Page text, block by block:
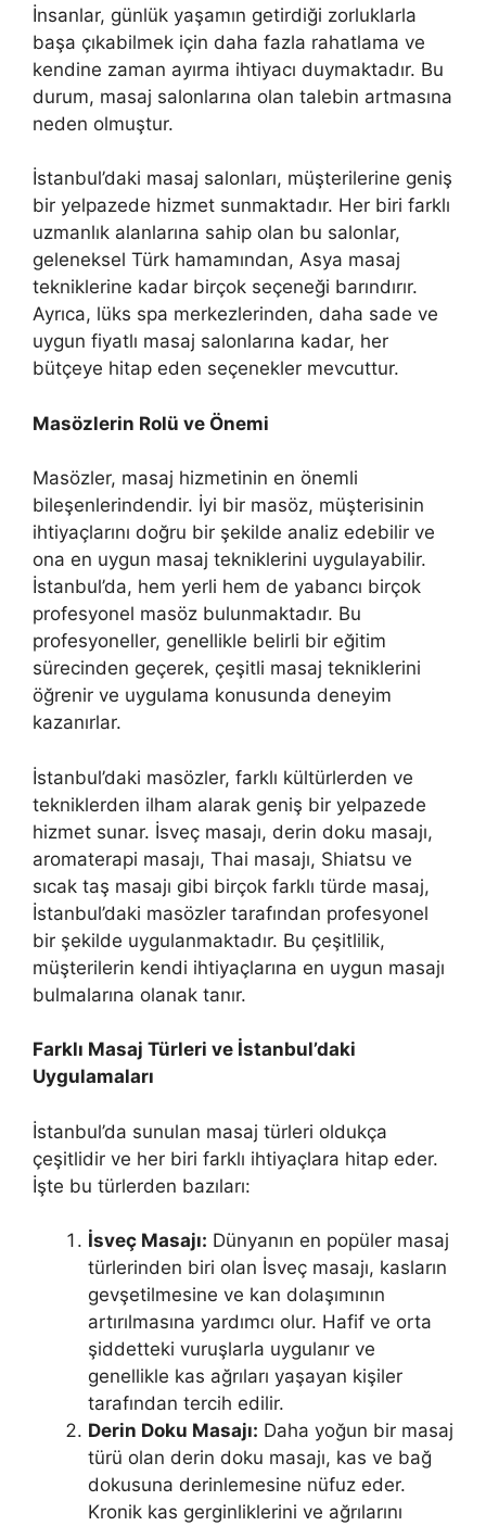
İnsanlar, günlük yaşamın getirdiği zorluklarla
başa çıkabilmek için daha fazla rahatlama ve
kendine zaman ayırma ihtiyacı duymaktadır. Bu
durum, masaj salonlarına olan talebin artmasına
neden olmuştur.
İstanbul’daki masaj salonları, müşterilerine geniş
bir yelpazede hizmet sunmaktadır. Her biri farklı
uzmanlık alanlarına sahip olan bu salonlar,
geleneksel Türk hamamından, Asya masaj
tekniklerine kadar birçok seçeneği barındırır.
Ayrıca, lüks spa merkezlerinden, daha sade ve
uygun fiyatlı masaj salonlarına kadar, her
bütçeye hitap eden seçenekler mevcuttur.
Masözlerin Rolü ve Önemi
Masözler, masaj hizmetinin en önemli
bileşenlerindendir. İyi bir masöz, müşterisinin
ihtiyaçlarını doğru bir şekilde analiz edebilir ve
ona en uygun masaj tekniklerini uygulayabilir.
İstanbul’da, hem yerli hem de yabancı birçok
profesyonel masöz bulunmaktadır. Bu
profesyoneller, genellikle belirli bir eğitim
sürecinden geçerek, çeşitli masaj tekniklerini
öğrenir ve uygulama konusunda deneyim
kazanırlar.
İstanbul’daki masözler, farklı kültürlerden ve
tekniklerden ilham alarak geniş bir yelpazede
hizmet sunar. İsveç masajı, derin doku masajı,
aromaterapi masajı, Thai masajı, Shiatsu ve
sıcak taş masajı gibi birçok farklı türde masaj,
İstanbul’daki masözler tarafından profesyonel
bir şekilde uygulanmaktadır. Bu çeşitlilik,
müşterilerin kendi ihtiyaçlarına en uygun masajı
bulmalarına olanak tanır.
Farklı Masaj Türleri ve İstanbul’daki
Uygulamaları
İstanbul’da sunulan masaj türleri oldukça
çeşitlidir ve her biri farklı ihtiyaçlara hitap eder.
İşte bu türlerden bazıları:
İsveç Masajı: Dünyanın en popüler masaj
türlerinden biri olan İsveç masajı, kasların
gevşetilmesine ve kan dolaşımının
artırılmasına yardımcı olur. Hafif ve orta
şiddetteki vuruşlarla uygulanır ve
genellikle kas ağrıları yaşayan kişiler
tarafından tercih edilir.
Derin Doku Masajı: Daha yoğun bir masaj
türü olan derin doku masajı, kas ve bağ
dokusuna derinlemesine nüfuz eder.
Kronik kas gerginliklerini ve ağrılarını